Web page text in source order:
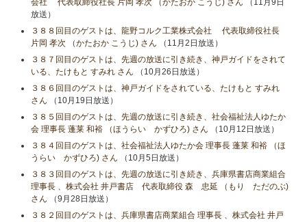
会社 代表取締役社長 片岡 孝次 （かたおか こうじ) さん （11月9日
放送）
３８８回目のゲストは、龍野コルク工業株式会社 代表取締役社長
片岡 孝次 （かたおか こうじ) さん （11月2日放送）
３８７回目のゲストは、先週の放送に引き続き、神戸ガイドをされて
いる、たけもと すみれ さん （10月26日放送）
３８６回目のゲストは、神戸ガイドをされている、たけもと すみれ
さん （10月19日放送）
３８５回目のゲストは、先週の放送に引き続き、社会福祉法人ゆたか
会 理事長 蓬莱 和裕 （ほうらい かずひろ) さん （10月12日放送）
３８４回目のゲストは、社会福祉法人ゆたか会 理事長 蓬莱 和裕 （ほ
うらい かずひろ) さん （10月5日放送）
３８３回目のゲストは、先週の放送に引き続き、兵庫県書店商業組合
理事長 、株式会社 井戸書店 代表取締役 森 忠延 （もり ただのぶ)
さん （9月28日放送）
３８２回目のゲストは、兵庫県書店商業組合 理事長 、株式会社 井戸